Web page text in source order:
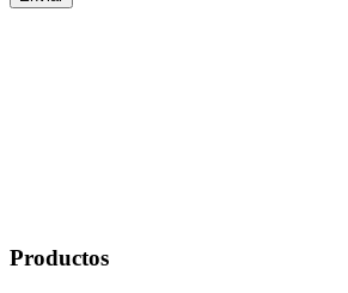
Productos